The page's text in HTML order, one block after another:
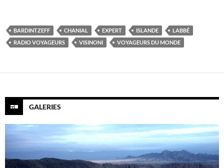
BARDINTZEFF CHANIAL EXPERT ISLANDE
LABBÉ
RADIO VOYAGEURS
VISINONI VOYAGEURS DU MONDE
GALERIES